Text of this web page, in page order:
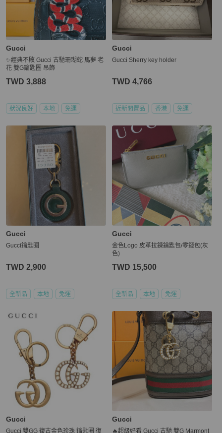
Gucci
✨經典不敗 Gucci 古馳珊瑚蛇 馬夢 老
花 雙G鑰匙圈 吊飾
TWD 3,888
狀況良好 本地 免運
Gucci
Gucci Sherry key holder
TWD 4,766
近新閒置品 香港 免運
Gucci
Gucci鑰匙圈
TWD 2,900
全新品 本地 免運
Gucci
金色Logo 皮革拉鍊鑰匙包/零錢包(灰
色)
TWD 15,500
全新品 本地 免運
Gucci
Gucci 雙GG 復古金色珍珠 鑰匙圈 復
Gucci
🔥超級好看 Gucci 古馳 雙G Marmont